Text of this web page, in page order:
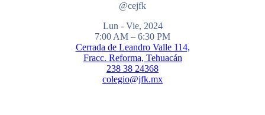
@cejfk
Lun - Vie, 2024
7:00 AM – 6:30 PM
Cerrada de Leandro Valle 114,
Fracc. Reforma, Tehuacán
238 38 24368
colegio@jfk.mx